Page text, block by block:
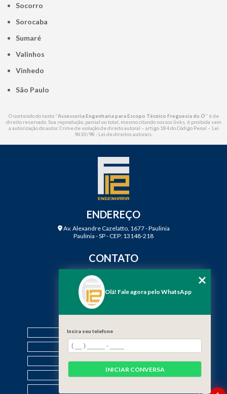
Socorro
Sorocaba
Sumaré
Valinhos
Vinhedo
São Paulo
O conteúdo do texto "Assessoria Engenharia para Escopo Técnico Freguesia do Ó" é de
direito reservado. Sua reprodução, parcial ou total, mesmo citando nossos links, é proibida sem
a autorização do autor. Crime de violação de direito autoral – artigo 184 do Código Penal – Lei
9610/98 - Lei de direitos autorais
ENDEREÇO
Av. Alexandre Cazelatto, 1677 - Paulinia
Paulínia - SP - CEP: 13148-218
CONTATO
(19) 3888-2923
(19) 99968-7979
contato@f12engenharia.com.br
MENU
HOME
QUEM SOMOS
SERVIÇOS
CONTATO
Olá! Fale agora pelo WhatsApp
Insira seu telefone
INICIAR CONVERSA